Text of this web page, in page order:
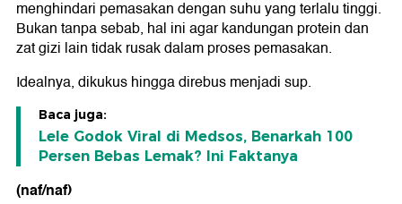
menghindari pemasakan dengan suhu yang terlalu tinggi.
Bukan tanpa sebab, hal ini agar kandungan protein dan
zat gizi lain tidak rusak dalam proses pemasakan.
Idealnya, dikukus hingga direbus menjadi sup.
Baca juga:
Lele Godok Viral di Medsos, Benarkah 100
Persen Bebas Lemak? Ini Faktanya
(naf/naf)